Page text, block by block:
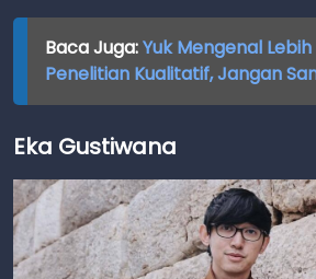
Baca Juga:Yuk Mengenal
Penelitian Kualitatif, Jangan
Eka Gustiwana